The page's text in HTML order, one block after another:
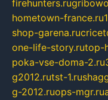
firehunters.ru
hometown-france.ru
shop-garena.ru
one-life-story.rutop-
poka-vse-doma-2.ru
g2012.rutst-1.ru
g-2012.ruops-mgr.ru